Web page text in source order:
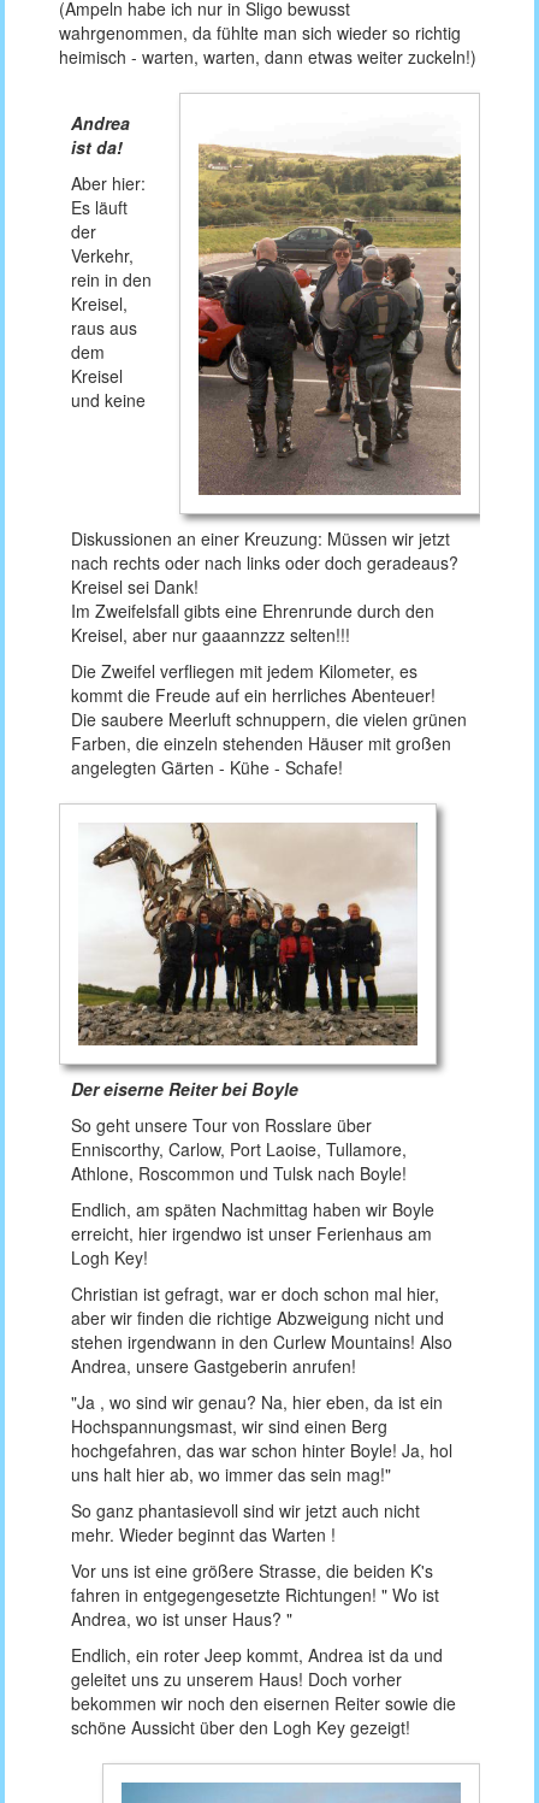
(Ampeln habe ich nur in Sligo bewusst
wahrgenommen, da fühlte man sich wieder so richtig
heimisch - warten, warten, dann etwas weiter zuckeln!)
Andrea
ist da!
Aber hier:
Es läuft
der
Verkehr,
rein in den
Kreisel,
raus aus
dem
Kreisel
und keine
Diskussionen an einer Kreuzung: Müssen wir jetzt
nach rechts oder nach links oder doch geradeaus?
Kreisel sei Dank!
Im Zweifelsfall gibts eine Ehrenrunde durch den
Kreisel, aber nur gaaannzzz selten!!!
Die Zweifel verfliegen mit jedem Kilometer, es
kommt die Freude auf ein herrliches Abenteuer!
Die saubere Meerluft schnuppern, die vielen grünen
Farben, die einzeln stehenden Häuser mit großen
angelegten Gärten - Kühe - Schafe!
Der eiserne Reiter bei Boyle
So geht unsere Tour von Rosslare über
Enniscorthy, Carlow, Port Laoise, Tullamore,
Athlone, Roscommon und Tulsk nach Boyle!
Endlich, am späten Nachmittag haben wir Boyle
erreicht, hier irgendwo ist unser Ferienhaus am
Logh Key!
Christian ist gefragt, war er doch schon mal hier,
aber wir finden die richtige Abzweigung nicht und
stehen irgendwann in den Curlew Mountains! Also
Andrea, unsere Gastgeberin anrufen!
"Ja , wo sind wir genau? Na, hier eben, da ist ein
Hochspannungsmast, wir sind einen Berg
hochgefahren, das war schon hinter Boyle! Ja, hol
uns halt hier ab, wo immer das sein mag!"
So ganz phantasievoll sind wir jetzt auch nicht
mehr. Wieder beginnt das Warten !
Vor uns ist eine größere Strasse, die beiden K's
fahren in entgegengesetzte Richtungen! " Wo ist
Andrea, wo ist unser Haus? "
Endlich, ein roter Jeep kommt, Andrea ist da und
geleitet uns zu unserem Haus! Doch vorher
bekommen wir noch den eisernen Reiter sowie die
schöne Aussicht über den Logh Key gezeigt!